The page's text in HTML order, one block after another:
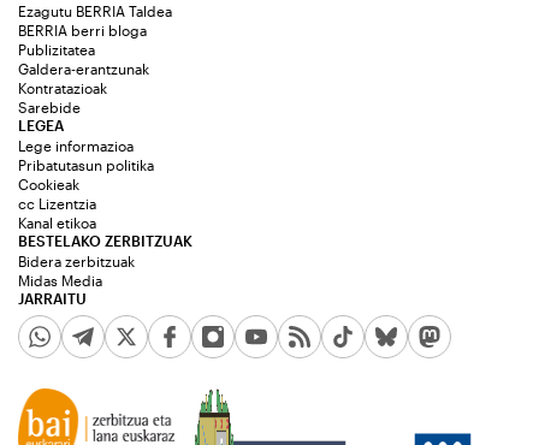
Ezagutu BERRIA Taldea
BERRIA berri bloga
Publizitatea
Galdera-erantzunak
Kontratazioak
Sarebide
JARRAITU
LEGEA
Lege informazioa
Pribatutasun politika
Cookieak
cc Lizentzia
Kanal etikoa
BESTELAKO ZERBITZUAK
Bidera zerbitzuak
Midas Media